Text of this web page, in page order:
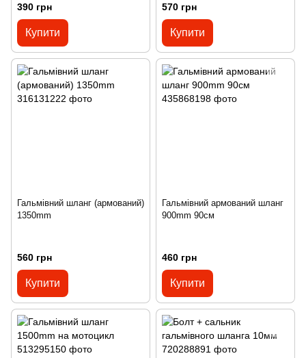
390 грн
Купити
570 грн
Купити
Гальмівний шланг (армований)
1350mm
560 грн
Купити
Гальмівний армований шланг
900mm 90см
460 грн
Купити